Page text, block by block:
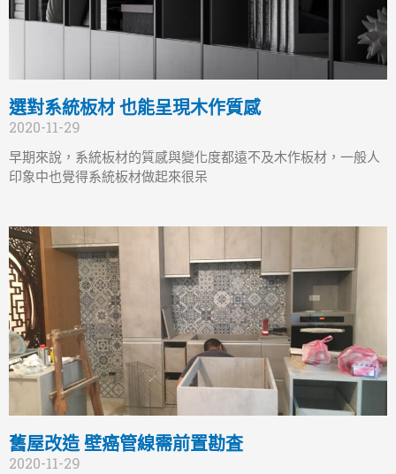
選對系統板材 也能呈現木作質感
2020-11-29
早期來說，系統板材的質感與變化度都遠不及木作板材，一般人
印象中也覺得系統板材做起來很呆
舊屋改造 壁癌管線需前置勘査
2020-11-29